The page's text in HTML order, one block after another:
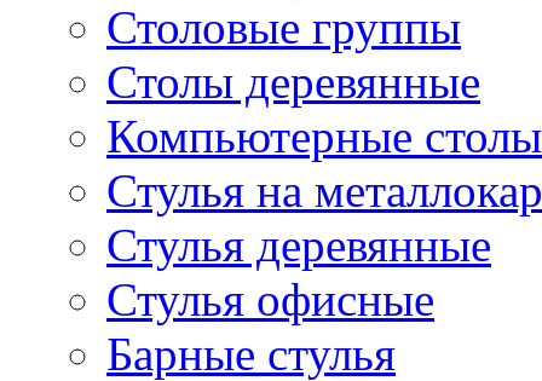
Столовые группы
Столы деревянные
Компьютерные столы
Стулья на
Стулья деревянные
Стулья офисные
Барные стулья